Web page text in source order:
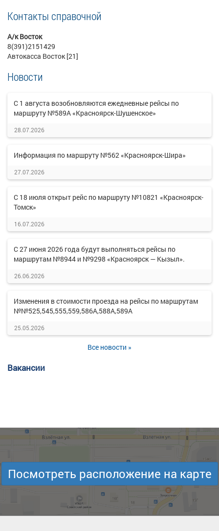
Контакты справочной
А/к Восток
8(391)2151429
Автокасса Восток [21]
Новости
С 1 августа возобновляются ежедневные рейсы по
маршруту №589А «Красноярск-Шушенское»
28.07.2026
Информация по маршруту №562 «Красноярск-Шира»
27.07.2026
С 18 июля открыт рейс по маршруту №10821 «Красноярск-
Томск»
16.07.2026
С 27 июня 2026 года будут выполняться рейсы по
маршрутам №8944 и №9298 «Красноярск — Кызыл».
26.06.2026
Изменения в стоимости проезда на рейсы по маршрутам
№№525,545,555,559,586А,588А,589А
25.05.2026
Все новости »
Вакансии
Посмотреть расположение на карте